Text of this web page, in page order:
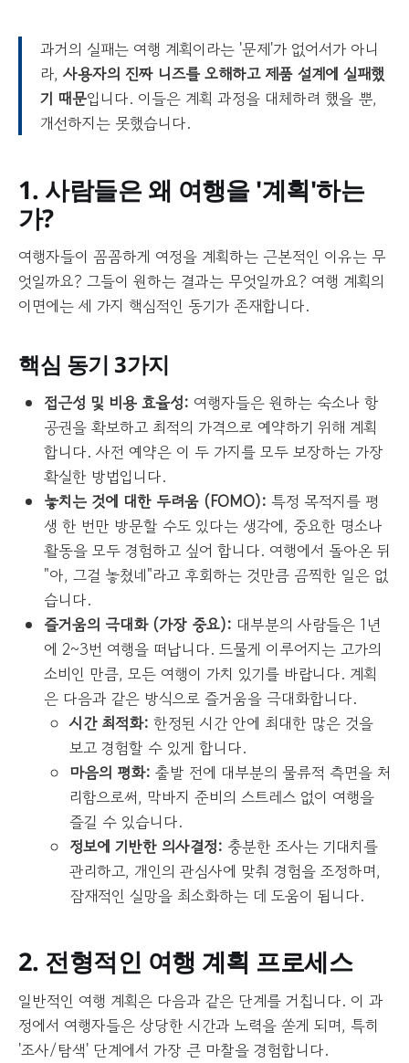
과거의 실패는 여행 계획이라는 '문제'가 없어서가 아니
라, 사용자의 진짜 니즈를 오해하고 제품 설계에 실패했
기 때문입니다. 이들은 계획 과정을 대체하려 했을 뿐,
개선하지는 못했습니다.
1. 사람들은 왜 여행을 '계획'하는
가?
여행자들이 꼼꼼하게 여정을 계획하는 근본적인 이유는 무
엇일까요? 그들이 원하는 결과는 무엇일까요? 여행 계획의
이면에는 세 가지 핵심적인 동기가 존재합니다.
핵심 동기 3가지
접근성 및 비용 효율성: 여행자들은 원하는 숙소나 항
공권을 확보하고 최적의 가격으로 예약하기 위해 계획
합니다. 사전 예약은 이 두 가지를 모두 보장하는 가장
확실한 방법입니다.
놓치는 것에 대한 두려움 (FOMO): 특정 목적지를 평
생 한 번만 방문할 수도 있다는 생각에, 중요한 명소나
활동을 모두 경험하고 싶어 합니다. 여행에서 돌아온 뒤
"아, 그걸 놓쳤네"라고 후회하는 것만큼 끔찍한 일은 없
습니다.
즐거움의 극대화 (가장 중요): 대부분의 사람들은 1년
에 2~3번 여행을 떠납니다. 드물게 이루어지는 고가의
소비인 만큼, 모든 여행이 가치 있기를 바랍니다. 계획
은 다음과 같은 방식으로 즐거움을 극대화합니다.
시간 최적화: 한정된 시간 안에 최대한 많은 것을
보고 경험할 수 있게 합니다.
마음의 평화: 출발 전에 대부분의 물류적 측면을 처
리함으로써, 막바지 준비의 스트레스 없이 여행을
즐길 수 있습니다.
정보에 기반한 의사결정: 충분한 조사는 기대치를
관리하고, 개인의 관심사에 맞춰 경험을 조정하며,
잠재적인 실망을 최소화하는 데 도움이 됩니다.
2. 전형적인 여행 계획 프로세스
일반적인 여행 계획은 다음과 같은 단계를 거칩니다. 이 과
정에서 여행자들은 상당한 시간과 노력을 쏟게 되며, 특히
'조사/탐색' 단계에서 가장 큰 마찰을 경험합니다.